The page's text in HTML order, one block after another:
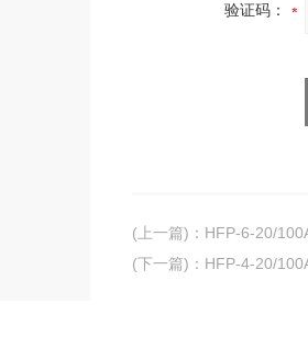
验证码：
(上一篇) ： HFP-6-20/
(下一篇) ： HFP-4-20/